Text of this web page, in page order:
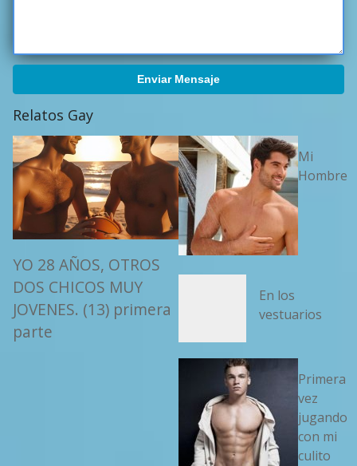
Enviar Mensaje
Relatos Gay
YO 28 AÑOS, OTROS
DOS CHICOS MUY
JOVENES. (13) primera
parte
Mi
Hombre
En los
vestuarios
Primera
vez
jugando
con mi
culito